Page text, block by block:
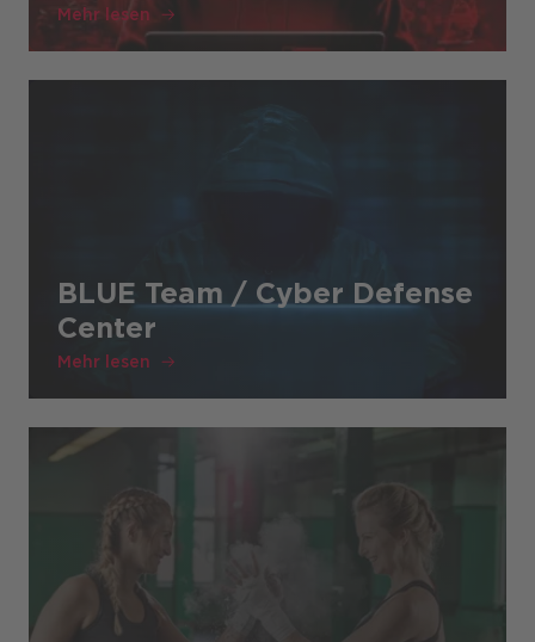
Mehr lesen
BLUE Team / Cyber Defense
Center
Mehr lesen